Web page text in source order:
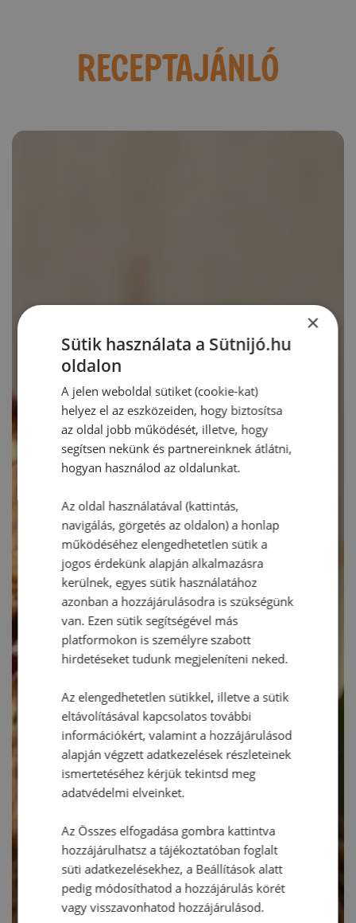
RECEPTAJÁNLÓ
×
Sütik használata a Sütnijó.hu
oldalon
A jelen weboldal sütiket (cookie-kat)
helyez el az eszközeiden, hogy biztosítsa
az oldal jobb működését, illetve, hogy
segítsen nekünk és partnereinknek átlátni,
hogyan használod az oldalunkat.
Az oldal használatával (kattintás,
navigálás, görgetés az oldalon) a honlap
működéséhez elengedhetetlen sütik a
jogos érdekünk alapján alkalmazásra
kerülnek, egyes sütik használatához
azonban a hozzájárulásodra is szükségünk
van. Ezen sütik segítségével más
platformokon is személyre szabott
hirdetéseket tudunk megjeleníteni neked.
Az elengedhetetlen sütikkel, illetve a sütik
eltávolításával kapcsolatos további
információkért, valamint a hozzájárulásod
alapján végzett adatkezelések részleteinek
ismertetéséhez kérjük tekintsd meg
adatvédelmi elveinket.
Az Összes elfogadása gombra kattintva
hozzájárulhatsz a tájékoztatóban foglalt
süti adatkezelésekhez, a Beállítások alatt
pedig módosíthatod a hozzájárulás körét
vagy visszavonhatod hozzájárulásod.